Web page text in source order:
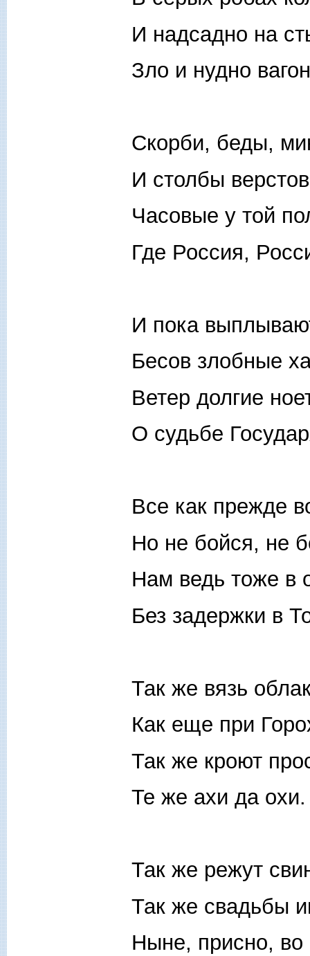
И надсадно на
Зло и нудно
Скорби, беды,
И столбы
Часовые у той
Где Россия,
И пока
Бесов злобные
Ветер долгие
О судьбе
Все как прежде
Но не бойся, не
Нам ведь тоже в
Без задержки в
Так же вязь
Как еще при
Так же кроют
Те же ахи да охи.
Так же режут
Так же свадьбы
Ныне, присно, во